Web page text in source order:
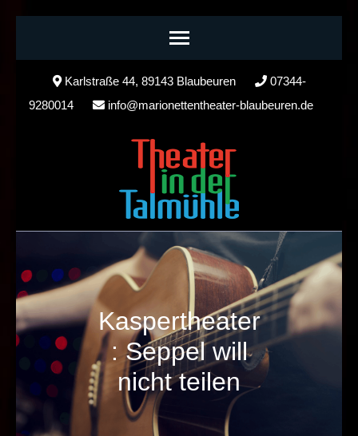
Karlstraße 44, 89143 Blaubeuren
07344-
9280014
info@marionettentheater-blaubeuren.de
Kaspertheater
: Seppel will
nicht teilen